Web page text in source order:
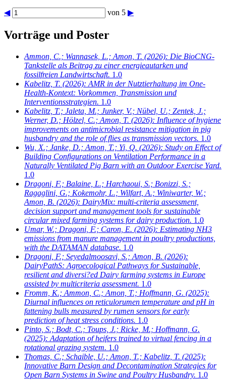
◀ von 5 ▶
Vorträge und Poster
Ammon, C.; Wannasek, L.; Amon, T. (2026): Die BioCNG-
Tankstelle als Beitrag zu einer energieautarken und
fossilfreien Landwirtschaft. 1.0
Kabelitz, T. (2026): AMR in der Nutztierhaltung im One-
Health-Kontext: Vorkommen, Transmission und
Interventionsstrategien. 1.0
Kabelitz, T.; Jaleta, M.; Junker, V.; Nübel, U.; Zentek, J.;
Werner, D.; Hölzel, C.; Amon, T. (2026): Influence of hygiene
improvements on antimicrobial resistance mitigation in pig
husbandry and the role of flies as transmission vectors. 1.0
Wu, X.; Janke, D.; Amon, T.; Yi, Q. (2026): Study on Effect of
Building Configurations on Ventilation Performance in a
Naturally Ventilated Pig Barn with an Outdoor Exercise Yard.
1.0
Dragoni, F.; Balaine, L.; Harchaoui, S.; Bonizzi, S.;
Ragaglini, G.; Kokemohr, L.; Wilfart, A.; Winiwarter, W.;
Amon, B. (2026): DairyMix: multi-criteria assessment,
decision support and management tools for sustainable
circular mixed farming systems for dairy production. 1.0
Umar, W.; Dragoni, F.; Caron, E. (2026): Estimating NH3
emissions from manure management in poultry productions,
with the DATAMAN database. 1.0
Dragoni, F.; Seyedalmoosavi, S.; Amon, B. (2026):
DairyPathS: Agroecological Pathways for Sustainable,
resilient and diversi?ed Dairy farming systems in Europe
assisted by multicriteria assessment. 1.0
Fromm, K.; Ammon, C.; Amon, T.; Hoffmann, G. (2025):
Diurnal influences on reticulorumen temperature and pH in
fattening bulls measured by rumen sensors for early
prediction of heat stress conditions. 1.0
Pinto, S.; Bodt, C.; Toups, J.; Ricke, M.; Hoffmann, G.
(2025): Adaptation of heifers trained to virtual fencing in a
rotational grazing system. 1.0
Thomas, C.; Schaible, U.; Amon, T.; Kabelitz, T. (2025):
Innovative Barn Design and Decontamination Strategies for
Open Barn Systems in Swine and Poultry Husbandry. 1.0